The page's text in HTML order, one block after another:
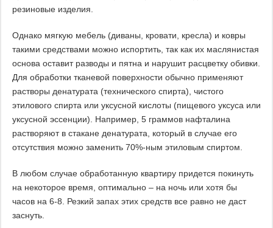
резиновые изделия.
Однако мягкую мебель (диваны, кровати, кресла) и ковры
такими средствами можно испортить, так как их маслянистая
основа оставит разводы и пятна и нарушит расцветку обивки.
Для обработки тканевой поверхности обычно применяют
растворы денатурата (технического спирта), чистого
этилового спирта или уксусной кислоты (пищевого уксуса или
уксусной эссенции). Например, 5 граммов нафталина
растворяют в стакане денатурата, который в случае его
отсутствия можно заменить 70%-ным этиловым спиртом.
В любом случае обработанную квартиру придется покинуть
на некоторое время, оптимально – на ночь или хотя бы
часов на 6-8. Резкий запах этих средств все равно не даст
заснуть.